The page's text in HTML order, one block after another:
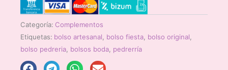
Categoría: Complementos
Etiquetas: bolso artesanal bolso fiesta bolso original
bolso pedreria bolsos boda pedrerría